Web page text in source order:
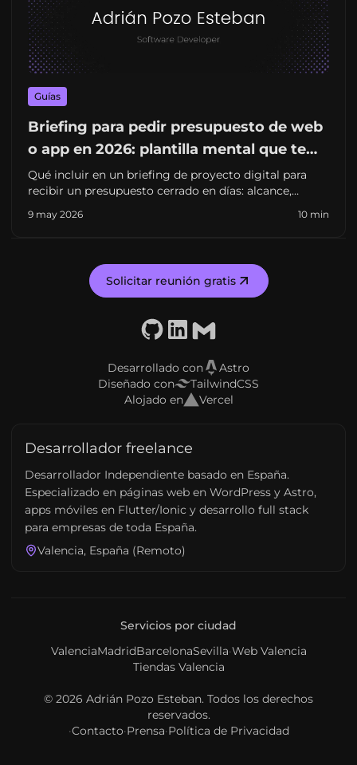
Guías
Briefing para pedir presupuesto de web
o app en 2026: plantilla mental que te
ahorra semanas (y sorpresas)
Qué incluir en un briefing de proyecto digital para
recibir un presupuesto cerrado en días: alcance,
que retrasan el arranque. Pensado para pymes y
9 may 2026 10 min
Solicitar reunión gratis
GitHubLinkedIn
Email
Desarrollado con
Astro
Diseñado con
TailwindCSS
Alojado en
Vercel
Desarrollador freelance
Desarrollador Independiente basado en España.
Especializado en páginas web en WordPress y Astro,
apps móviles en Flutter/Ionic y desarrollo full stack
para empresas de toda España.
Valencia, España (Remoto)
Servicios por ciudad
ValenciaMadridBarcelonaSevilla·Web Valencia
Tiendas Valencia
© 2026 Adrián Pozo Esteban. Todos los derechos
reservados.
·Contacto·Prensa·Política de Privacidad